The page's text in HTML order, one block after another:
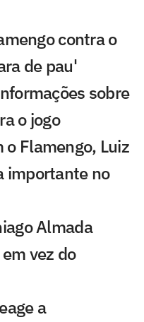
contra o
de pau'
sobre
o jogo
o Flamengo, Luiz
importante no
Almada
vez do
a